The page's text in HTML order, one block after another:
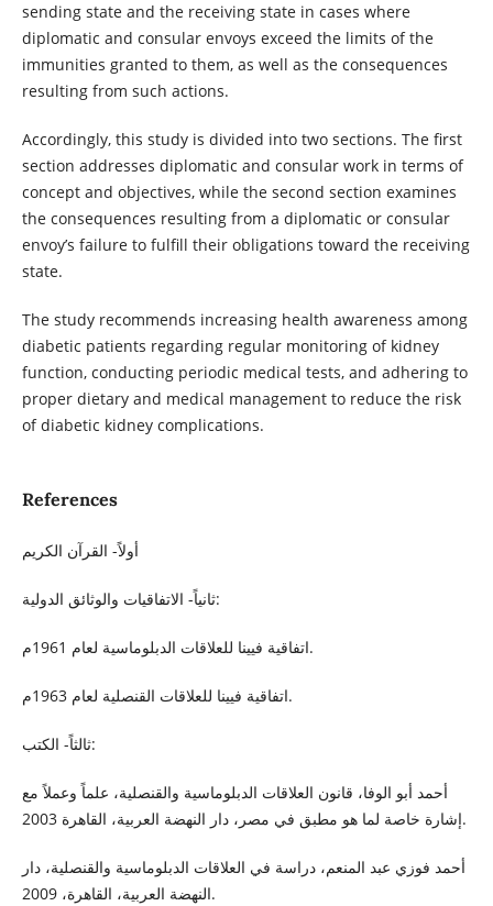
sending state and the receiving state in cases where
diplomatic and consular envoys exceed the limits of the
immunities granted to them, as well as the consequences
resulting from such actions.
Accordingly, this study is divided into two sections. The first
section addresses diplomatic and consular work in terms of
concept and objectives, while the second section examines
the consequences resulting from a diplomatic or consular
envoy’s failure to fulfill their obligations toward the receiving
state.
The study recommends increasing health awareness among
diabetic patients regarding regular monitoring of kidney
function, conducting periodic medical tests, and adhering to
proper dietary and medical management to reduce the risk
of diabetic kidney complications.
References
أولاً- القرآن الكريم
ثانياً- الاتفاقيات والوثائق الدولية:
اتفاقية فيينا للعلاقات الدبلوماسية لعام 1961م.
اتفاقية فيينا للعلاقات القنصلية لعام 1963م.
ثالثاً- الكتب:
أحمد أبو الوفا، قانون العلاقات الدبلوماسية والقنصلية، علماً وعملاً مع
إشارة خاصة لما هو مطبق في مصر، دار النهضة العربية، القاهرة 2003.
أحمد فوزي عبد المنعم، دراسة في العلاقات الدبلوماسية والقنصلية، دار
النهضة العربية، القاهرة، 2009.